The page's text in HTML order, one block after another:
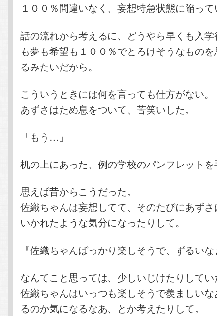
１００％間違いなく、妄想特急状態に陥っ
話の流れから考えるに、どうやら早くも入
も夢も希望も１００％でとろけそうなもの
るみたいだから。
こういうときには何を言っても仕方がない。
あずさはため息をついて、苦笑いした。
「もう…」
机の上にあった、例の学校のパンフレット
思えば昔からこうだった。
佐織ちゃんは妄想してて、そのたびにあず
いかれたような気分になったりして。
『佐織ちゃんばっかり楽しそうで、ずるい
なんてこと思っては、少しいじけたりして
佐織ちゃんはいっつも楽しそうで羨ましい
るのか気になるなあ、とか考えたりして。